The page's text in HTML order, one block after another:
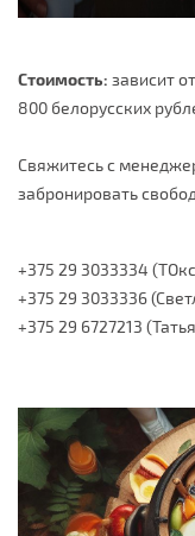
Стоимость: зависит
800 белорусских
Свяжитесь с
забронировать
+375 29 3033334
+375 29 3033336
+375 29 6727213